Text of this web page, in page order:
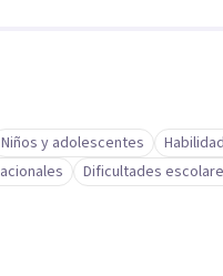
Niños y adolescentes
Dificultades